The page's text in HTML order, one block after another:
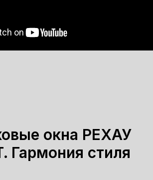
окна РЕХАУ
Гармония стиля